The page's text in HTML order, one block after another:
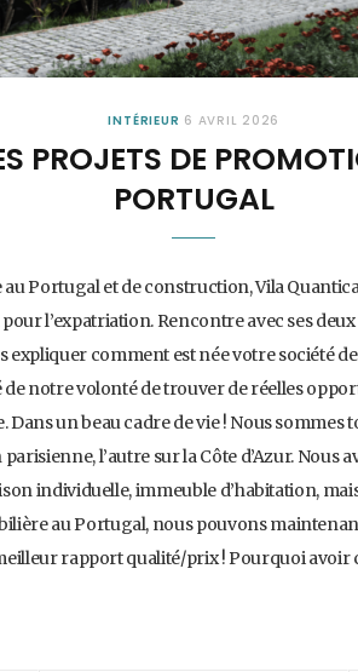
INTÉRIEUR 6 AVRIL 2026
PROJETS DE
PORTUGAL
Portugal et de construction, Vila
l’expatriation. Rencontre avec ses
expliquer comment est née votre société
de notre volonté de trouver de réelles
un beau cadre de vie ! Nous sommes
l’autre sur la Côte d’Azur.
individuelle, immeuble d’habitation,
au Portugal, nous pouvons
rapport qualité/prix ! Pourquoi avoir